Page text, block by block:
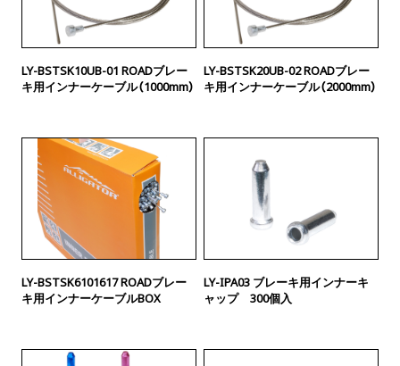
LY-BSTSK10UB-01 ROADブレー
キ用インナーケーブル（1000mm）
LY-BSTSK20UB-02 ROADブレー
キ用インナーケーブル（2000mm）
LY-BSTSK6101617 ROADブレー
キ用インナーケーブルBOX
LY-IPA03 ブレーキ用インナーキ
ャップ 300個入